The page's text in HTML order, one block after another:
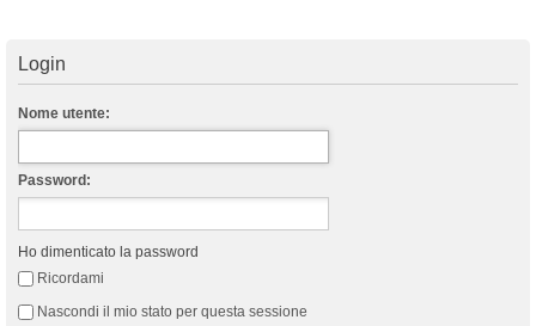
Login
Nome utente:
Password:
Ho dimenticato la password
Ricordami
Nascondi il mio stato per questa sessione